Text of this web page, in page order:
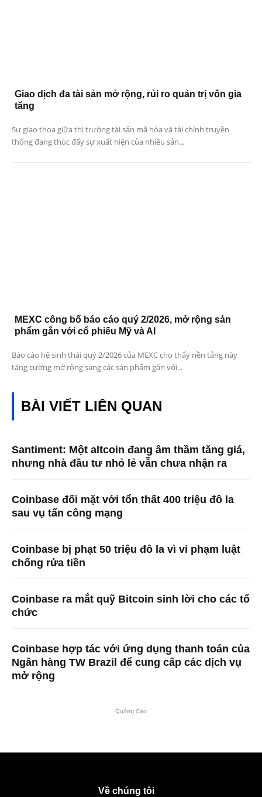
Giao dịch đa tài sản mở rộng, rủi ro quản trị vốn gia
tăng
Sự giao thoa giữa thị trường tài sản mã hóa và tài chính truyền
thống đang thúc đẩy sự xuất hiện của nhiều sản...
MEXC công bố báo cáo quý 2/2026, mở rộng sản
phẩm gắn với cổ phiếu Mỹ và AI
Báo cáo hệ sinh thái quý 2/2026 của MEXC cho thấy nền tảng này
tăng cường mở rộng sang các sản phẩm gắn với...
BÀI VIẾT LIÊN QUAN
Santiment: Một altcoin đang âm thầm tăng giá,
nhưng nhà đầu tư nhỏ lẻ vẫn chưa nhận ra
Coinbase đối mặt với tổn thất 400 triệu đô la
sau vụ tấn công mạng
Coinbase bị phạt 50 triệu đô la vì vi phạm luật
chống rửa tiền
Coinbase ra mắt quỹ Bitcoin sinh lời cho các tổ
chức
Coinbase hợp tác với ứng dụng thanh toán của
Ngân hàng TW Brazil để cung cấp các dịch vụ
mở rộng
Quảng Cáo
Về chúng tôi